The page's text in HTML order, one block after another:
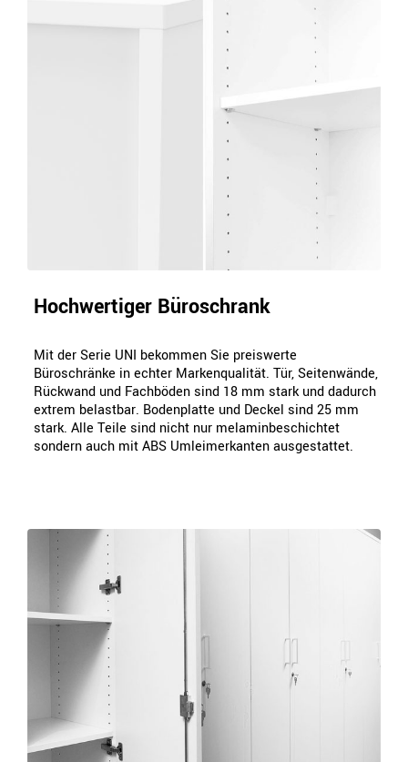
Hochwertiger Büroschrank
Mit der Serie UNI bekommen Sie preiswerte
Büroschränke in echter Markenqualität. Tür, Seitenwände,
Rückwand und Fachböden sind 18 mm stark und dadurch
extrem belastbar. Bodenplatte und Deckel sind 25 mm
stark. Alle Teile sind nicht nur melaminbeschichtet
sondern auch mit ABS Umleimerkanten ausgestattet.